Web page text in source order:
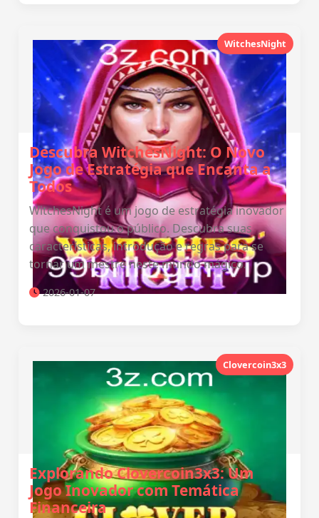
WitchesNight
Descubra WitchesNight: O Novo
Jogo de Estratégia que Encanta a
Todos
WitchesNight é um jogo de estratégia inovador
que conquistou o público. Descubra suas
características, introdução e regras para se
tornar um mestre neste mundo mágico.
2026-01-07
Clovercoin3x3
Explorando Clovercoin3x3: Um
Jogo Inovador com Temática
Financeira